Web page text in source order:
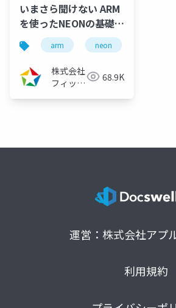
いまさら聞けない ARM
を使ったNEONの基礎と
活用事例
（2021/08/05）
arm neon
株式会社
フィック
68.9K
運営：株式会社アプ
利用規約